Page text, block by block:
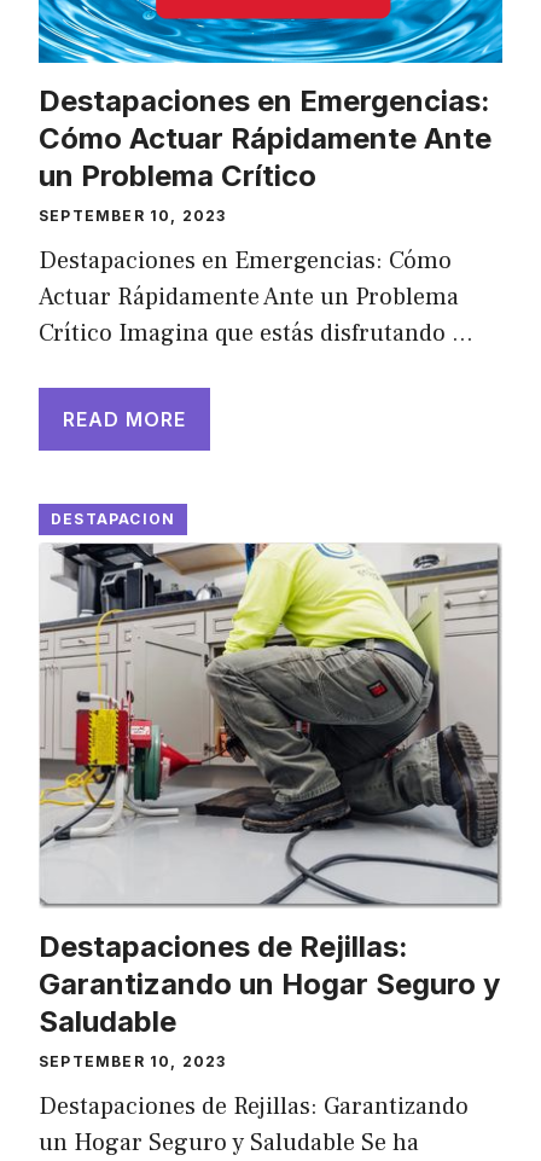
Destapaciones en Emergencias:
Cómo Actuar Rápidamente Ante
un Problema Crítico
SEPTEMBER 10, 2023
Destapaciones en Emergencias: Cómo
Actuar Rápidamente Ante un Problema
Crítico Imagina que estás disfrutando …
READ MORE
DESTAPACION
Destapaciones de Rejillas:
Garantizando un Hogar Seguro y
Saludable
SEPTEMBER 10, 2023
Destapaciones de Rejillas: Garantizando
un Hogar Seguro y Saludable Se ha